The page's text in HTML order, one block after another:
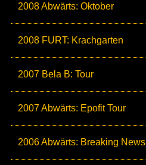
2008 Abwärts: Oktober
2008 FURT: Krachgarten
2007 Bela B: Tour
2007 Abwärts: Epofit Tour
2006 Abwärts: Breaking News